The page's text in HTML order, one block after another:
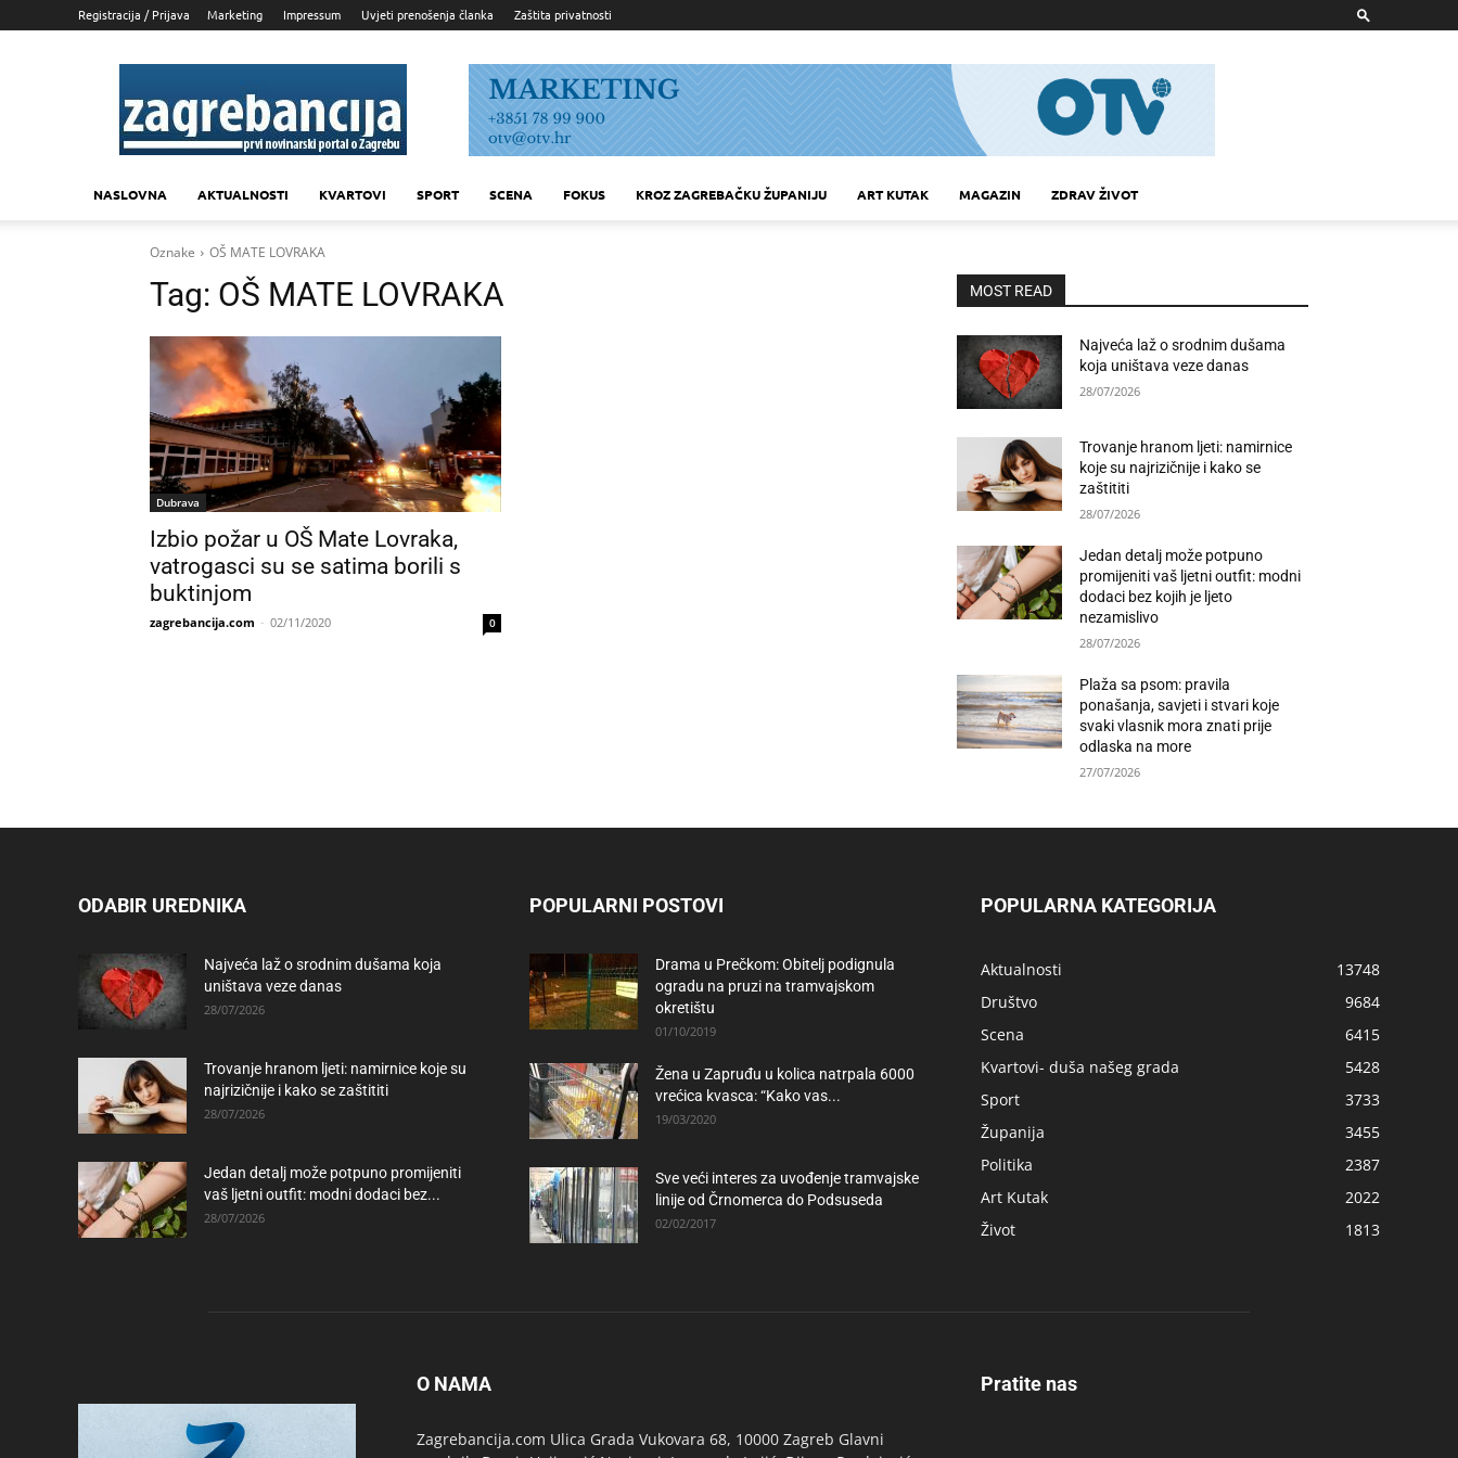
Registracija / Prijava Marketing Impressum Uvjeti prenošenja članka Zaštita privatnosti
Zagrebancija
NASLOVNA AKTUALNOSTI KVARTOVI SPORT SCENA FOKUS KROZ ZAGREBAČKU ŽUPANIJU ART KUTAK MAGAZIN ZDRAV ŽIVOT
Oznake OŠ MATE LOVRAKA
Tag: OŠ MATE LOVRAKA
Dubrava
Izbio požar u OŠ Mate Lovraka,
vatrogasci su se satima borili s
buktinjom
zagrebancija.com - 02/11/2020 0
MOST READ
Najveća laž o srodnim dušama
koja uništava veze danas
28/07/2026
Trovanje hranom ljeti: namirnice
koje su najrizičnije i kako se
zaštititi
28/07/2026
Jedan detalj može potpuno
promijeniti vaš ljetni outfit: modni
dodaci bez kojih je ljeto
nezamislivo
28/07/2026
Plaža sa psom: pravila
ponašanja, savjeti i stvari koje
svaki vlasnik mora znati prije
odlaska na more
27/07/2026
ODABIR UREDNIKA
Najveća laž o srodnim dušama koja
uništava veze danas
28/07/2026
Trovanje hranom ljeti: namirnice koje su
najrizičnije i kako se zaštititi
28/07/2026
Jedan detalj može potpuno promijeniti
vaš ljetni outfit: modni dodaci bez...
28/07/2026
POPULARNI POSTOVI
Drama u Prečkom: Obitelj podignula
ogradu na pruzi na tramvajskom
okretištu
01/10/2019
Žena u Zapruđu u kolica natrpala 6000
vrećica kvasca: “Kako vas...
19/03/2020
Sve veći interes za uvođenje tramvajske
linije od Črnomerca do Podsuseda
02/02/2017
POPULARNA KATEGORIJA
Aktualnosti
13748
Društvo
9684
Scena
6415
Kvartovi- duša našeg grada
5428
Sport
3733
Županija
3455
Politika
2387
Art Kutak
2022
Život
1813
O NAMA
Zagrebancija.com Ulica Grada Vukovara 68, 10000 Zagreb Glavni
Pratite nas